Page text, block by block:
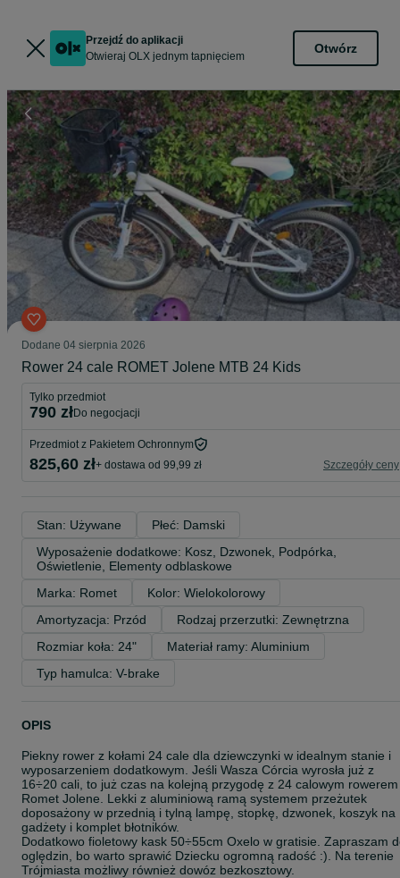
Przejdź do aplikacji
Otwieraj OLX jednym tapnięciem
Otwórz
Dodane 04 sierpnia 2026
Rower 24 cale ROMET Jolene MTB 24 Kids
Tylko przedmiot
790 zł do negocjacji
Przedmiot z Pakietem Ochronnym
825,60 zł+ dostawa od 99,99 zł Szczegóły ceny
Stan: Używane
Płeć: Damski
Wyposażenie dodatkowe: Kosz, Dzwonek, Podpórka,
Oświetlenie, Elementy odblaskowe
Marka: Romet
Kolor: Wielokolorowy
Amortyzacja: Przód
Rodzaj przerzutki: Zewnętrzna
Rozmiar koła: 24"
Materiał ramy: Aluminium
Typ hamulca: V-brake
OPIS
Piekny rower z kołami 24 cale dla dziewczynki w idealnym stanie i
wyposarzeniem dodatkowym. Jeśli Wasza Córcia wyrosła już z
16÷20 cali, to już czas na kolejną przygodę z 24 calowym rowerem
Romet Jolene. Lekki z aluminiową ramą systemem przeżutek
doposażony w przednią i tylną lampę, stopkę, dzwonek, koszyk na
gadżety i komplet błotników.
Dodatkowo fioletowy kask 50÷55cm Oxelo w gratisie. Zapraszam
oględzin, bo warto sprawić Dziecku ogromną radość :). Na terenie
Trójmiasta możliwy również dowóz bezkosztowy.